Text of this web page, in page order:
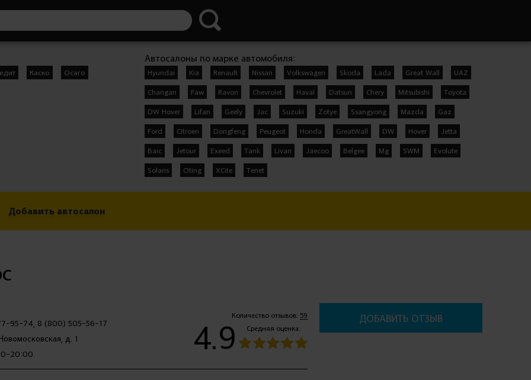
Каско Осаго
Автосалоны по марке автомобиля:
Hyundai Kia Renault Nissan Volkswagen Skoda Lada Great Wall UAZ
Changan Faw Ravon Chevrolet Haval Datsun Chery Mitsubishi Toyota
DW Hover Lifan Geely Jac Suzuki Zotye Ssangyong Mazda Gaz
Ford Citroen Dongfeng Peugeot Honda GreatWall DW Hover Jetta
Baic Jetour Exeed Tank Livan Jaecoo Belgee Mg SWM Evolute
Solaris Oting XCite Tenet
Добавить автосалон
Количество отзывов: 59
Средняя оценка:
4.9
95-74, 8 (800) 505-56-17
д. 1
20:00
ДОБАВИТЬ ОТЗЫВ